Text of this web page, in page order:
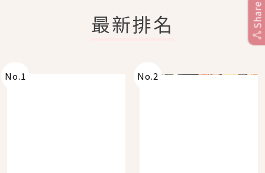
最新排名
No.1 No.2
Share